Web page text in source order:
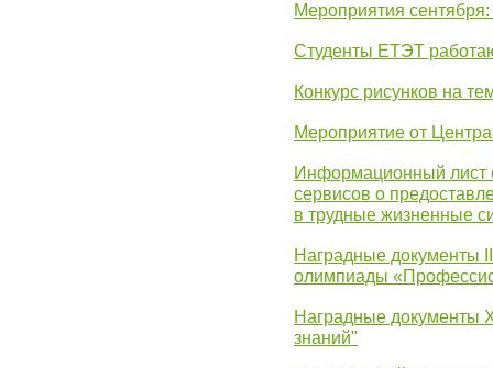
Мероприятия
Студенты ЕТЭТ
Конкурс рисунков на
Мероприятие от
Информационный лист
сервисов о
в трудные жизненные
Наградные документы
олимпиады
Наградные документы
знаний"